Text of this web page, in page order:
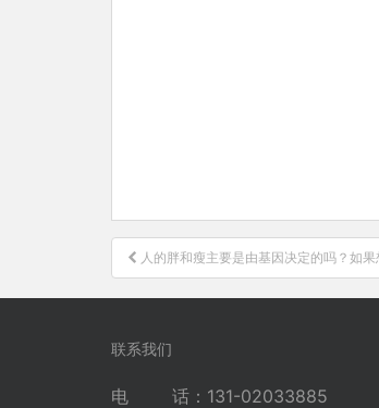
文
章
导
人的胖和瘦主要是由基因决定的吗？如
联系我们
电 话：131-02033885